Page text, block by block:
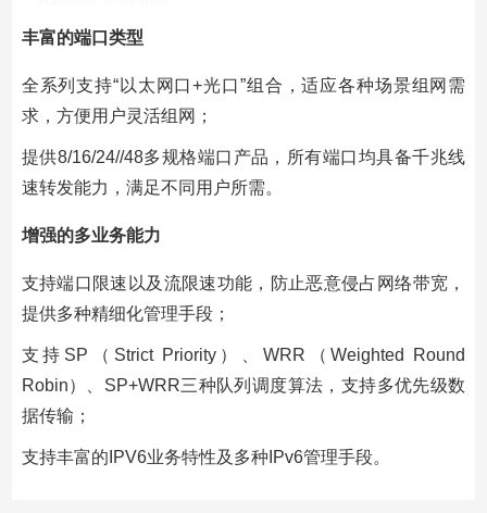
丰富的端口类型
全系列支持“以太网口+光口”组合，适应各种场景组网需
求，方便用户灵活组网；
提供8/16/24//48多规格端口产品，所有端口均具备千兆线
速转发能力，满足不同用户所需。
增强的多业务能力
支持端口限速以及流限速功能，防止恶意侵占网络带宽，
提供多种精细化管理手段；
支持SP（Strict Priority）、WRR（Weighted Round
Robin）、SP+WRR三种队列调度算法，支持多优先级数
据传输；
支持丰富的IPV6业务特性及多种IPv6管理手段。